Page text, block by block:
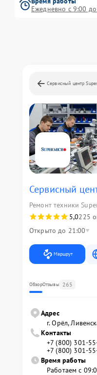
Ежедневно с 9:00
Сервисный центр
Сервисный
Ремонт техники
5,0225
Открыто до 21:00
Маршрут
ОбзорОтзывы 265
Адрес
г. Орёл,
Контакты
+7 (800) 301-
+7 (800) 301-
Время работы
Работаем с